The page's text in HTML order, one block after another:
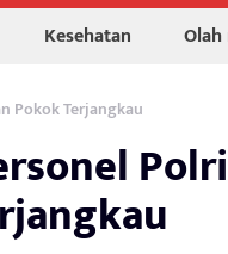
Kesehatan
Pokok Terjangkau
Polri